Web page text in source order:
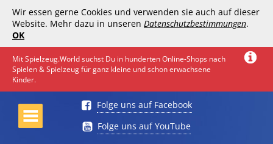
Wir essen gerne Cookies und verwenden sie auch auf dieser
Website. Mehr dazu in unseren Datenschutzbestimmungen.
OK
Mit Spielzeug.World suchst Du in hunderten Online-Shops nach
Spielen & Spielzeug für ganz kleine und schon erwachsene
Kinder.
Folge uns auf Facebook
Folge uns auf YouTube